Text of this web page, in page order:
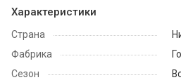
Характеристики
Страна
Фабрика
Сезон